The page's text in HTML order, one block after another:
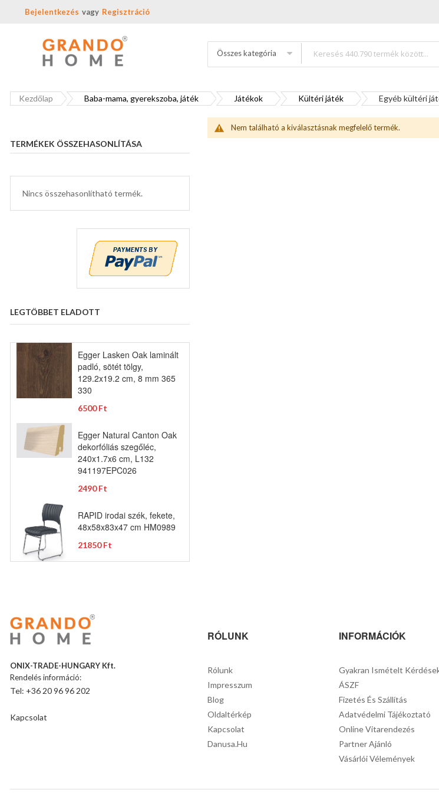
Bejelentkezés Regisztráció
Összes kategória
Kezdőlap Baba-mama, gyerekszoba, játék Játékok Kültéri játék Egyéb kültéri
Nem található a kiválasztásnak megfelelő termék.
TERMÉKEK ÖSSZEHASONLÍTÁSA
Nincs összehasonlítható termék.
LEGTÖBBET ELADOTT
Egger Lasken Oak laminált
padló, sötét tölgy,
129.2x19.2 cm, 8 mm 365
330
6500 Ft
Egger Natural Canton Oak
dekorfóliás szegőléc,
240x1.7x6 cm, L132
941197EPC026
2490 Ft
RAPID irodai szék, fekete,
48x58x83x47 cm HM0989
21850 Ft
ONIX-TRADE-HUNGARY Kft.
Rendelés információ:
Tel: +36 20 96 96 202
Kapcsolat
RÓLUNK
Rólunk
Impresszum
Blog
Oldaltérkép
Kapcsolat
Danusa.hu
INFORMÁCIÓK
Gyakran Ismételt
ÁSZF
Fizetés És Szállítás
Adatvédelmi Tájékoztató
Online Vitarendezés
Partner Ajánló
Vásárlói Vélemények